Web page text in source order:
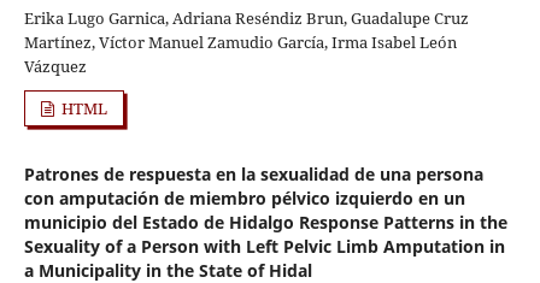
Erika Lugo Garnica, Adriana Reséndiz Brun, Guadalupe Cruz
Martínez, Víctor Manuel Zamudio García, Irma Isabel León
Vázquez
HTML
Patrones de respuesta en la sexualidad de una persona
con amputación de miembro pélvico izquierdo en un
municipio del Estado de Hidalgo Response Patterns in the
Sexuality of a Person with Left Pelvic Limb Amputation in
a Municipality in the State of Hidal